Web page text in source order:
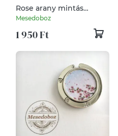
Rose arany mintás
táskaakasztó
Mesedoboz
1 950 Ft